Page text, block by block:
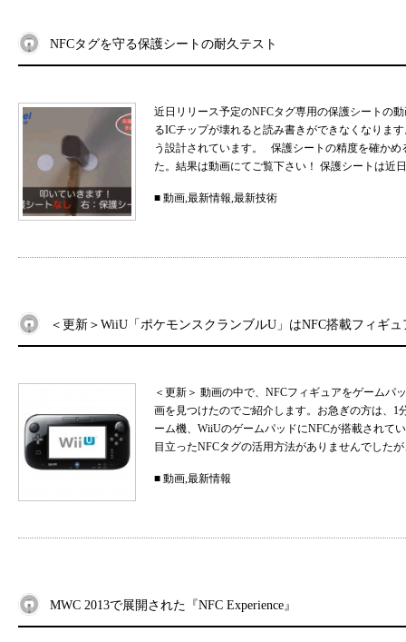
NFCタグを守る保護シートの耐久テスト
近日リリース予定のNFCタグ専用の保護シートの
るICチップが壊れると読み書きができなくなりま
う設計されています。 保護シートの精度を確か
た。結果は動画にてご覧下さい！ 保護シートは近
■ 動画,最新情報,最新技術
＜更新＞WiiU「ポケモンスクランブルU」はNFC搭載フィギュ
＜更新＞ 動画の中で、NFCフィギュアをゲームパ
画を見つけたのでご紹介します。お急ぎの方は、
ーム機、WiiUのゲームパッドにNFCが搭載されて
目立ったNFCタグの活用方法がありませんでした
■ 動画,最新情報
MWC 2013で展開された『NFC Experience』